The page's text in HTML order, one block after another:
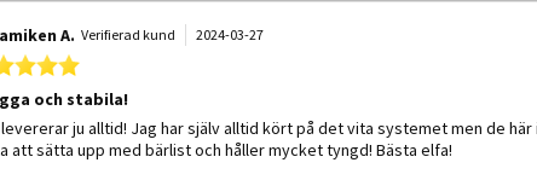
A. Verifierad kund
5.0 star rating
2024-03-27
och stabila!
by Keramiken A. on 27 Mar 2024
stating Snygga och stabila!
ju alltid! Jag har själv alltid kört på det vita systemet men de här
att sätta upp med bärlist och håller mycket tyngd! Bästa elfa!